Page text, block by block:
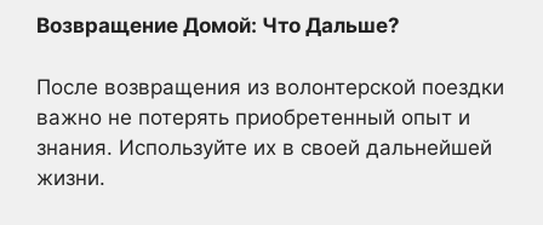
Возвращение Домой: Что Дальше?
После возвращения из волонтерской поездки
важно не потерять приобретенный опыт и
знания. Используйте их в своей дальнейшей
жизни.